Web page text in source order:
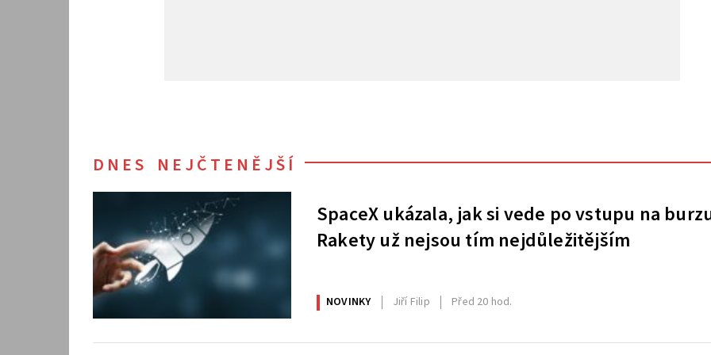
DNES NEJČTENĚJŠÍ
SpaceX ukázala, jak si vede po vstupu na
Rakety už nejsou tím nejdůležitějším
NOVINKY Jiří Filip Před 20 hod.